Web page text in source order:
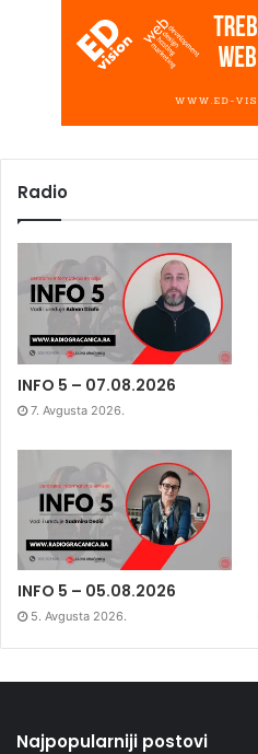
Radio
INFO 5 – 07.08.2026
7. Avgusta 2026.
INFO 5 – 05.08.2026
5. Avgusta 2026.
Najpopularniji postovi